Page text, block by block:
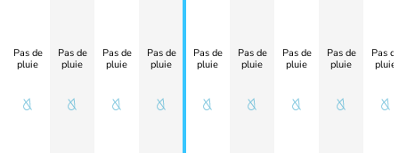
Pas de
pluie
Pas de
pluie
Pas de
pluie
Pas de
pluie
Pas de
pluie
Pas de
pluie
Pas de
pluie
Pas de
pluie
Pas
pluie